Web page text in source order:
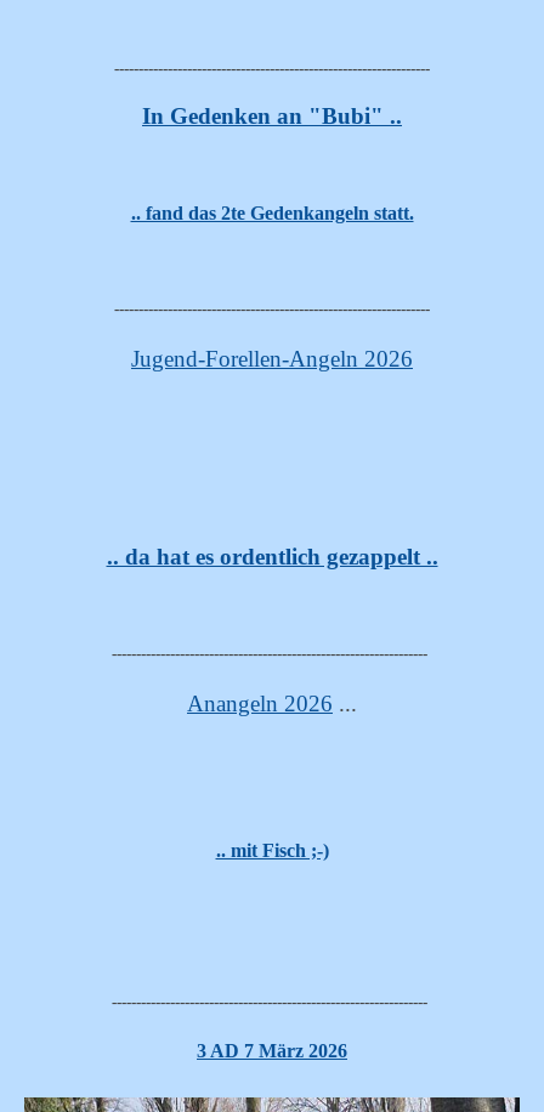
-----------------------------------------------------------------
In Gedenken an "Bubi" ..
.. fand das 2te Gedenkangeln statt.
-----------------------------------------------------------------
Jugend-Forellen-Angeln 2026
.. da hat es ordentlich gezappelt ..
-----------------------------------------------------------------
Anangeln 2026 ...
.. mit Fisch ;-)
-----------------------------------------------------------------
3 AD 7 März 2026